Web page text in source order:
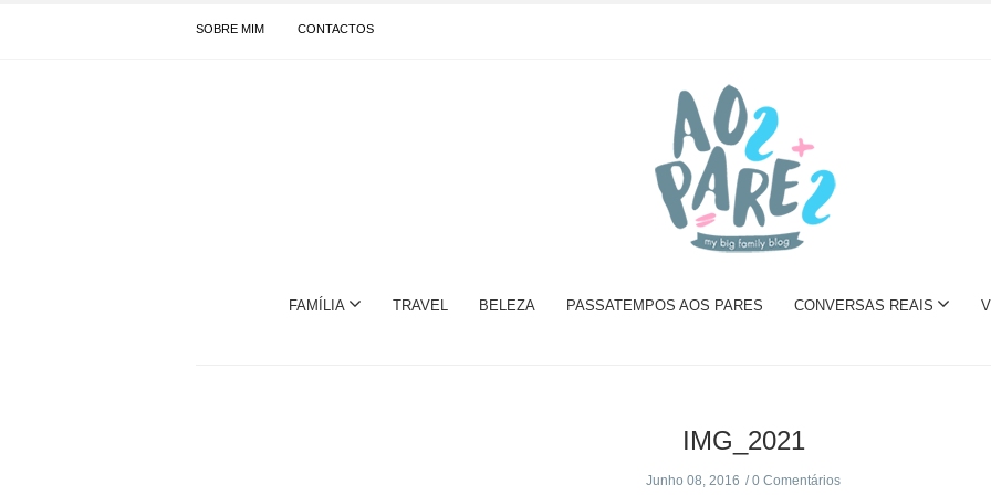
SOBRE MIM CONTACTOS
FAMÍLIA TRAVEL BELEZA PASSATEMPOS AOS PARES CONVERSAS REAIS
IMG_2021
Junho 08, 2016 0 Comentários